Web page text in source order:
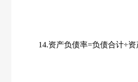
14.资产负债率=负债合计÷资